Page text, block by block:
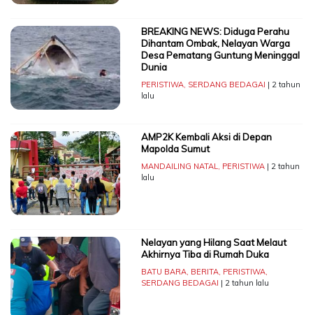
BREAKING NEWS: Diduga Perahu
Dihantam Ombak, Nelayan Warga
Desa Pematang Guntung Meninggal
Dunia
PERISTIWA, SERDANG BEDAGAI | 2 tahun
lalu
AMP2K Kembali Aksi di Depan
Mapolda Sumut
MANDAILING NATAL, PERISTIWA| 2 tahun
lalu
Nelayan yang Hilang Saat Melaut
Akhirnya Tiba di Rumah Duka
BATU BARA, BERITA, PERISTIWA,
SERDANG BEDAGAI | 2 tahun lalu